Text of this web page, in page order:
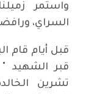
واستمر
السراي،
قبل أيام قام
قبر الشهيد
تشرين